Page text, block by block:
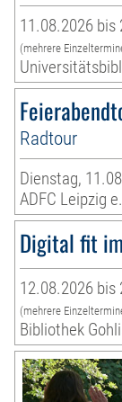
11.08.2026 bis
(mehrere
Radtour
Dienstag,
ADFC Leipzig
Digital fit
12.08.2026 bis
(mehrere
Bibliothek